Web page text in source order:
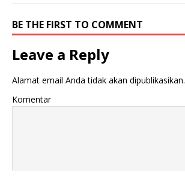
BE THE FIRST TO COMMENT
Leave a Reply
Alamat email Anda tidak akan dipublikasikan.
Komentar